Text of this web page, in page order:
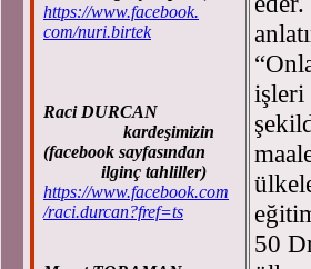
https://www.facebook.
com/nuri.birtek
Raci DURCAN
kardeşimizin
(facebook sayfasından
ilginç tahliller)
https://www.facebook.com
/raci.durcan?fref=ts
işleri
50